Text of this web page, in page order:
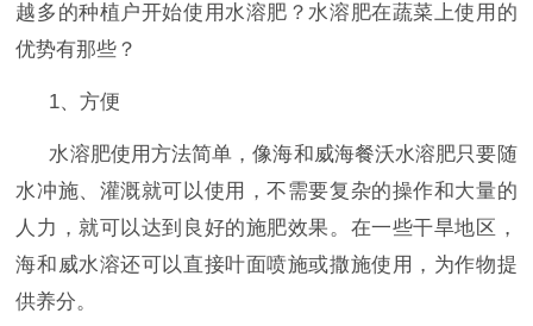
越多的种植户开始使用水溶肥？水溶肥在蔬菜上使用的
优势有那些？
1、方便
水溶肥使用方法简单，像海和威海餐沃水溶肥只要随
水冲施、灌溉就可以使用，不需要复杂的操作和大量的
人力，就可以达到良好的施肥效果。在一些干旱地区，
海和威水溶还可以直接叶面喷施或撒施使用，为作物提
供养分。